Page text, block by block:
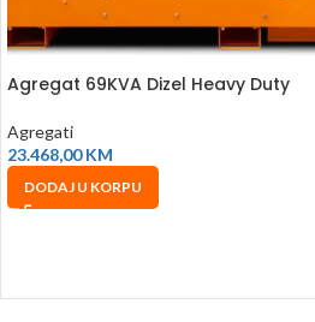
Agregat 69KVA Dizel Heavy Duty
Agregati
23.468,00KM
DODAJ U KORPU